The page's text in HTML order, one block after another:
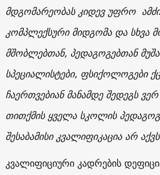
მდგომარეობასკიდევუფრო
კომპლექსური მიდგომა და სხვა
მშობლებთან, პედაგოგებთან
სპეციალისტები, ფსიქოლოგები
ჩაერთვებიან მანამდე შედეგსვერ
თითქმისყველა სკოლის
შესაბამისიკვალიფიკაცია არ აქვს
კვალიფიციურიკადრების